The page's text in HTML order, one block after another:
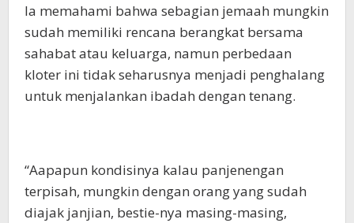
Ia memahami bahwa sebagian jemaah mungkin
sudah memiliki rencana berangkat bersama
sahabat atau keluarga, namun perbedaan
kloter ini tidak seharusnya menjadi penghalang
untuk menjalankan ibadah dengan tenang.
“Aapapun kondisinya kalau panjenengan
terpisah, mungkin dengan orang yang sudah
diajak janjian, bestie-nya masing-masing,